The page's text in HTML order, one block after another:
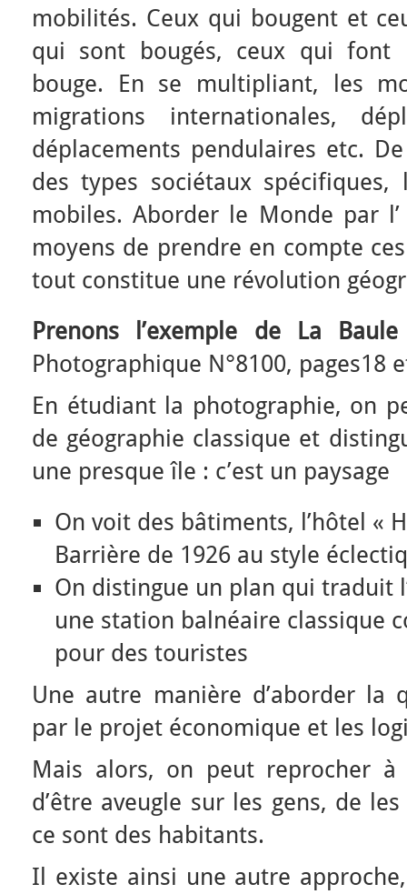
mobilités. Ceux qui bougent et
qui sont bougés, ceux qui font
bouge. En se multipliant, les
migrations internationales,
déplacements pendulaires etc.
des types sociétaux
mobiles. Aborder le Monde par
moyens de prendre en compte
tout constitue une révolution
Prenons l’exemple de La Baule
Photographique N°8100, pages18
En étudiant la photographie, on
de géographie classique et
une presque île : c’est un paysage
On voit des bâtiments, l’hôtel «
Barrière de 1926 au style
On distingue un plan qui traduit
une station balnéaire classique
pour des touristes
Une autre manière d’aborder la
par le projet économique et les
Mais alors, on peut reprocher à
d’être aveugle sur les gens, de
ce sont des habitants.
Il existe ainsi une autre